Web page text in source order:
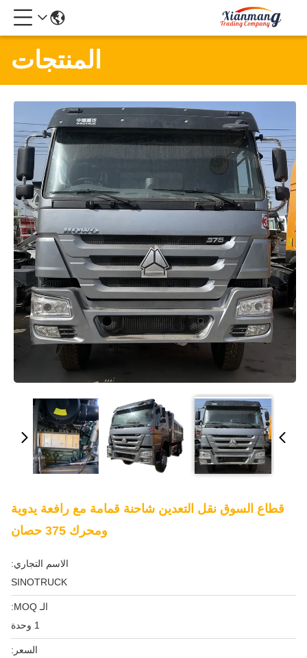
المنتجات
قطاع السوق نقل التعدين شاحنة قمامة مع رافعة يدوية
ومحرك 375 حصان
الاسم التجاري:
SINOTRUCK
الـ MOQ:
1 وحدة
السعر: